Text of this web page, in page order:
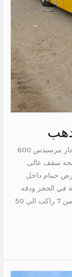
ايجار مرسيدس 600 الي دهب 01016549043 ايجار مرسيدس 600
سقف عالى
حمام داخل
في الحجز ودقه
في الوقت والمواعيد كمان ولذلك هتوفرلك بصاات من 7 راكب الي 50